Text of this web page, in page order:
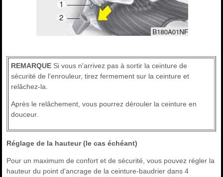
REMARQUE Si vous n'arrivez pas à sortir la ceinture de
sécurité de l'enrouleur, tirez fermement sur la ceinture et
relâchez-la.
Après le relâchement, vous pourrez dérouler la ceinture en
douceur.
Réglage de la hauteur (le cas échéant)
Pour un maximum de confort et de sécurité, vous pouvez régler la
hauteur du point d'ancrage de la ceinture-baudrier dans 4